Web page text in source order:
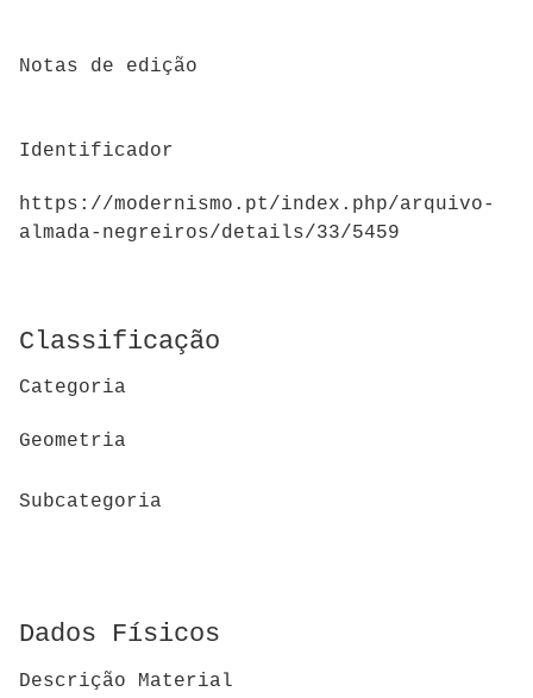
Notas de edição
Identificador
https://modernismo.pt/index.php/arquivo-
almada-negreiros/details/33/5459
Classificação
Categoria
Geometria
Subcategoria
Dados Físicos
Descrição Material